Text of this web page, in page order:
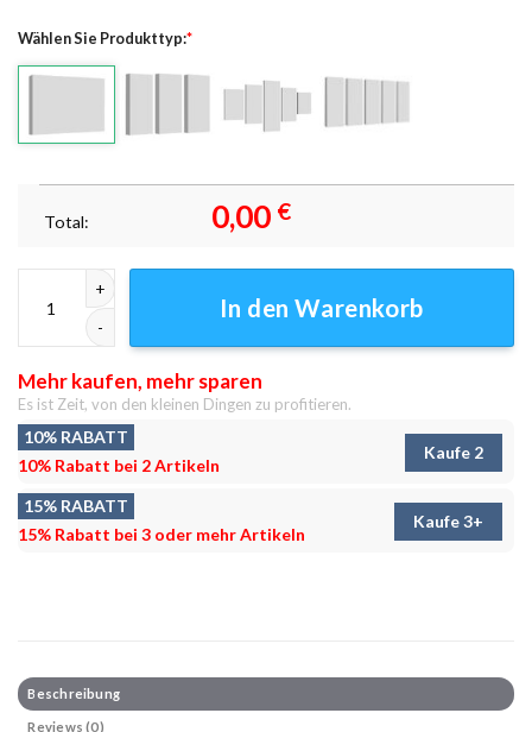
Wählen Sie Produkttyp:*
Total: 0,00 €
In den Warenkorb
Mehr kaufen, mehr sparen
Es ist Zeit, von den kleinen Dingen zu profitieren.
10% RABATT
10% Rabatt bei 2 Artikeln
Kaufe 2
15% RABATT
15% Rabatt bei 3 oder mehr Artikeln
Kaufe 3+
Beschreibung
Reviews (0)